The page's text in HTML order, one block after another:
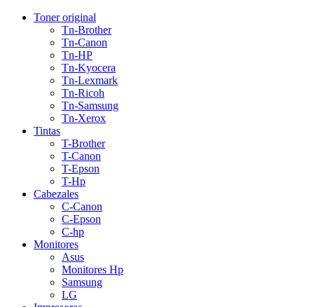
Toner original
Tn-Brother
Tn-Canon
Tn-HP
Tn-Kyocera
Tn-Lexmark
Tn-Ricoh
Tn-Samsung
Tn-Xerox
Tintas
T-Brother
T-Canon
T-Epson
T-Hp
Cabezales
C-Canon
C-Epson
C-hp
Monitores
Asus
Monitores Hp
Samsung
LG